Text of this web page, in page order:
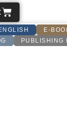
E-
PUBLISHING